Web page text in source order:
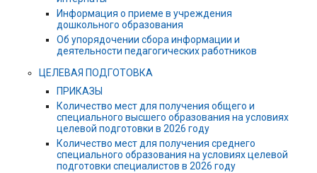
Информация о приеме в учреждения
дошкольного образования
Об упорядочении сбора информации и
деятельности педагогических работников
ЦЕЛЕВАЯ ПОДГОТОВКА
ПРИКАЗЫ
Количество мест для получения общего и
специального высшего образования на условиях
целевой подготовки в 2026 году
Количество мест для получения среднего
специального образования на условиях целевой
подготовки специалистов в 2026 году